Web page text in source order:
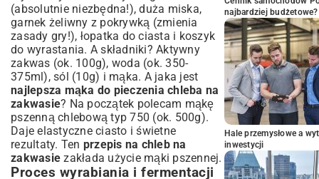
(absolutnie niezbędna!), duża miska,
garnek żeliwny z pokrywką (zmienia
zasady gry!), łopatka do ciasta i koszyk
do wyrastania. A składniki? Aktywny
zakwas (ok. 100g), woda (ok. 350-
375ml), sól (10g) i mąka. A jaka jest
najlepsza mąka do pieczenia chleba na
zakwasie? Na początek polecam mąkę
pszenną chlebową typ 750 (ok. 500g).
Daje elastyczne ciasto i świetne
rezultaty. Ten przepis na chleb na
zakwasie zakłada użycie mąki pszennej.
Proces wyrabiania i fermentacji
najbardziej budżetowe?
Hale przemysłowe a
inwestycji